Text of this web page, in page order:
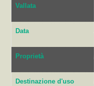
Vallata
Data
Proprietà
Destinazione d'uso